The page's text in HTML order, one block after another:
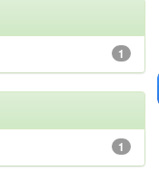
1
1